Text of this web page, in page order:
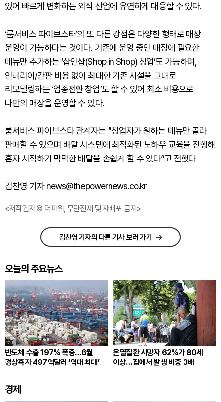
있어 빠르게 변화하는 외식 산업에 유연하게 대응할 수 있다.
‘룸서비스 파이브스타’의 또 다른 강점은 다양한 형태로 매장
운영이 가능하다는 것이다. 기존에 운영 중인 매장에 필요한
메뉴만 추가하는 ‘샵인샵(Shop in Shop) 창업’도 가능하며,
인테리어/간판 비용 없이 최대한 기존 시설을 그대로
리모델링하는 ‘업종전환 창업’도 할 수 있어 최소 비용으로
나만의 매장을 운영할 수 있다.
룸서비스 파이브스타 관계자는 “창업자가 원하는 메뉴만 골라
판매할 수 있으며 배달 시스템에 최적화된 노하우 교육을 진행해
혼자 시작하기 막막한 배달을 손쉽게 할 수 있다”고 전했다.
김찬영 기자 news@thepowernews.co.kr
<저작권자 © 더파워, 무단전재 및 재배포 금지>
김찬영 기자의 다른 기사 보러 가기
오늘의 주요뉴스
반도체 수출 197% 폭증…6월
경상흑자 497억달러 ‘역대 최대’
온열질환 사망자 62%가 80세
이상…집에서 발생 비중 3배
경제